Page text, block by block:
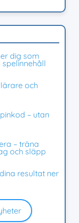
dig som
och
– utan
– träna
och släpp
resultat ner